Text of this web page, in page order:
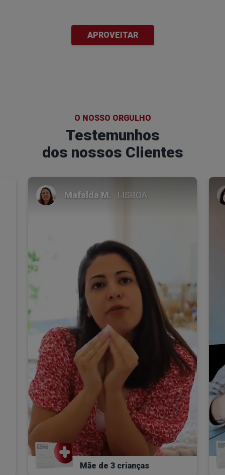
APROVEITAR
O NOSSO ORGULHO
Testemunhos
dos nossos Clientes
Mafalda M. LISBOA
Mãe de 3 crianças